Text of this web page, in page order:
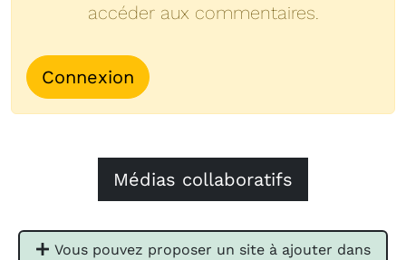
accéder aux commentaires.
Connexion
Médias collaboratifs
Vous pouvez proposer un site à ajouter dans